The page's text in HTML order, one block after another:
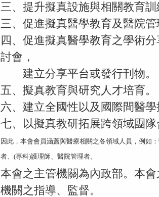
三、提升擬真設施與相關教育
三、促進擬真醫學教育及醫院
四、促進擬真醫學教育之學術
討會，
建立分享平台或發行刊物。
五、擬真教育與研究人才培育。
六、建立全國性以及國際間醫
七、以擬真教研拓展跨領域團
因此，本會會員涵蓋與醫療相關之各領域人員，例如
者、(專科)護理師、醫院管理者。
本會之主管機關為內政部。本
機關之指導、監督。